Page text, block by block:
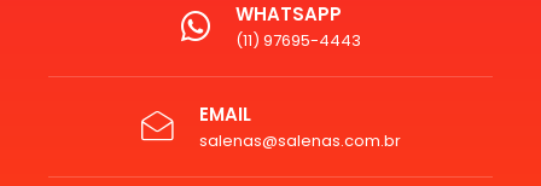
WHATSAPP
(11) 97695-4443
EMAIL
salenas@salenas.com.br